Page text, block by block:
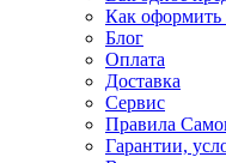
Как оформить
Блог
Оплата
Доставка
Сервис
Правила
Гарантии,